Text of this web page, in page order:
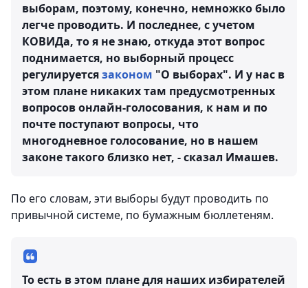
выборам, поэтому, конечно, немножко было
легче проводить. И последнее, с учетом
КОВИДа, то я не знаю, откуда этот вопрос
поднимается, но выборный процесс
регулируетсязаконом "О выборах". И у нас в
этом плане никаких там предусмотренных
вопросов онлайн-голосования, к нам и по
почте поступают вопросы, что
многодневное голосование, но в нашем
законе такого близко нет, - сказал Имашев.
По его словам, эти выборы будут проводить по
привычной системе, по бумажным бюллетеням.
То есть в этом плане для наших избирателей